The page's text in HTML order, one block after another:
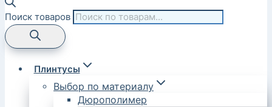
Поиск товаров
Плинтусы
Выбор по материалу
Дюрополимер